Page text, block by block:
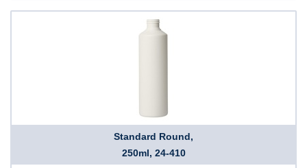
Standard Round,
250ml, 24-410